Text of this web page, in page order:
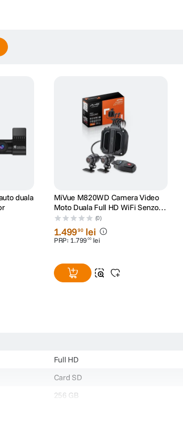
(cu setarile implicite)
Auto Power Off in cazul intreruperii bruste a
duala
MiVue M820WD Camera Video
Moto Duala Full HD WiFi Senzor
Sony STARVIS
(0)
1.49990 lei
PRP: 1.799 00 lei
Full HD
Card SD
256 GB